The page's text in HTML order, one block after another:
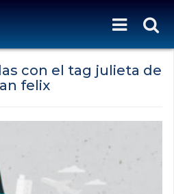
con el tag julieta de
felix